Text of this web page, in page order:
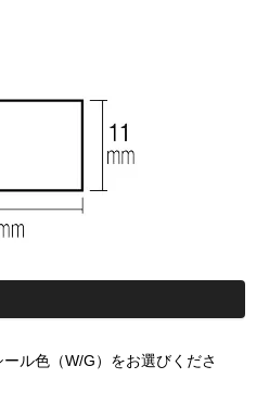
ル色（W/G）をお選びくださ